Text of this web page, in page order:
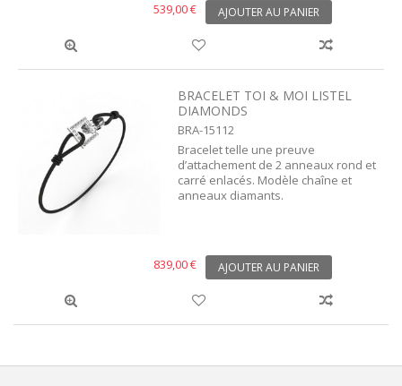
539,00 € AJOUTER AU PANIER
BRACELET TOI & MOI LISTEL
DIAMONDS
BRA-15112
Bracelet telle une preuve
d’attachement de 2 anneaux rond et
carré enlacés. Modèle chaîne et
anneaux diamants.
839,00 € AJOUTER AU PANIER